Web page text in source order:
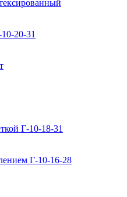
20-31
Г-10-18-31
Г-10-16-28